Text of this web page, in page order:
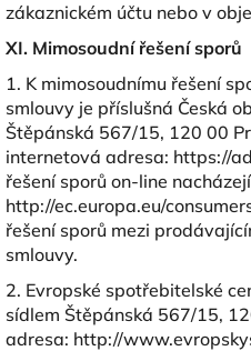
zákaznickém účtu nebo v
XI. Mimosoudní řešení sporů
1. K mimosoudnímu řešení
smlouvy je příslušná Česká
Štěpánská 567/15, 120 00
internetová adresa: https://
řešení sporů on-line
http://ec.europa.eu/
řešení sporů mezi
smlouvy.
2. Evropské spotřebitelské
sídlem Štěpánská 567/15,
adresa: http://